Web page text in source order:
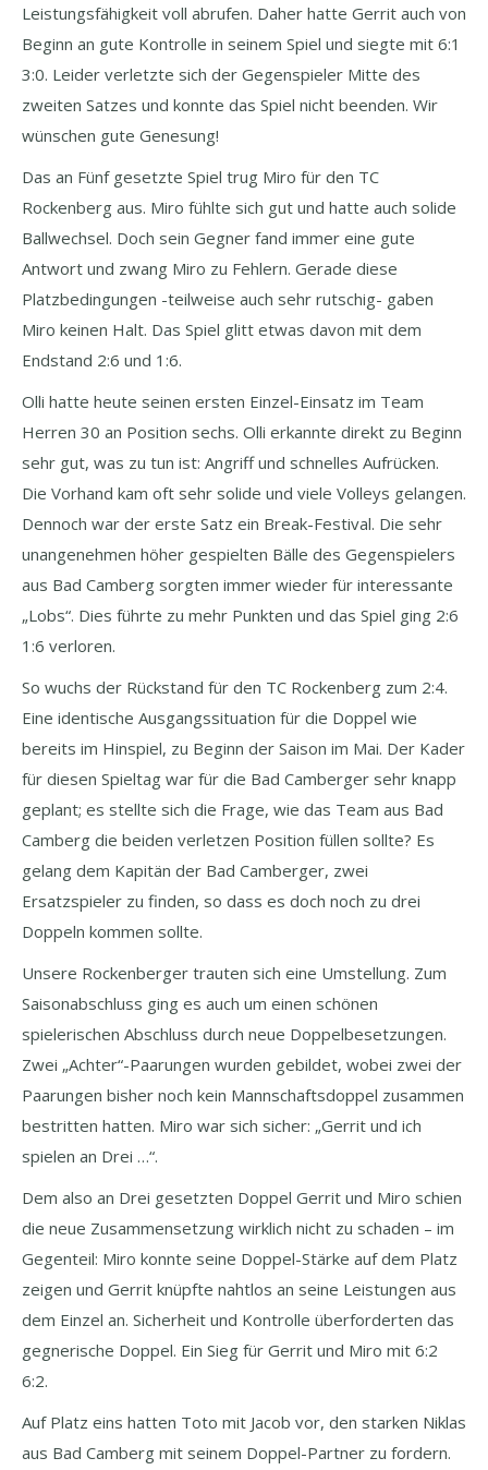
Leistungsfähigkeit voll abrufen. Daher hatte Gerrit auch von
Beginn an gute Kontrolle in seinem Spiel und siegte mit 6:1
3:0. Leider verletzte sich der Gegenspieler Mitte des
zweiten Satzes und konnte das Spiel nicht beenden. Wir
wünschen gute Genesung!
Das an Fünf gesetzte Spiel trug Miro für den TC
Rockenberg aus. Miro fühlte sich gut und hatte auch solide
Ballwechsel. Doch sein Gegner fand immer eine gute
Antwort und zwang Miro zu Fehlern. Gerade diese
Platzbedingungen -teilweise auch sehr rutschig- gaben
Miro keinen Halt. Das Spiel glitt etwas davon mit dem
Endstand 2:6 und 1:6.
Olli hatte heute seinen ersten Einzel-Einsatz im Team
Herren 30 an Position sechs. Olli erkannte direkt zu Beginn
sehr gut, was zu tun ist: Angriff und schnelles Aufrücken.
Die Vorhand kam oft sehr solide und viele Volleys gelangen.
Dennoch war der erste Satz ein Break-Festival. Die sehr
unangenehmen höher gespielten Bälle des Gegenspielers
aus Bad Camberg sorgten immer wieder für interessante
„Lobs“. Dies führte zu mehr Punkten und das Spiel ging 2:6
1:6 verloren.
So wuchs der Rückstand für den TC Rockenberg zum 2:4.
Eine identische Ausgangssituation für die Doppel wie
bereits im Hinspiel, zu Beginn der Saison im Mai. Der Kader
für diesen Spieltag war für die Bad Camberger sehr knapp
geplant; es stellte sich die Frage, wie das Team aus Bad
Camberg die beiden verletzen Position füllen sollte? Es
gelang dem Kapitän der Bad Camberger, zwei
Ersatzspieler zu finden, so dass es doch noch zu drei
Doppeln kommen sollte.
Unsere Rockenberger trauten sich eine Umstellung. Zum
Saisonabschluss ging es auch um einen schönen
spielerischen Abschluss durch neue Doppelbesetzungen.
Zwei „Achter“-Paarungen wurden gebildet, wobei zwei der
Paarungen bisher noch kein Mannschaftsdoppel zusammen
bestritten hatten. Miro war sich sicher: „Gerrit und ich
spielen an Drei …“.
Dem also an Drei gesetzten Doppel Gerrit und Miro schien
die neue Zusammensetzung wirklich nicht zu schaden – im
Gegenteil: Miro konnte seine Doppel-Stärke auf dem Platz
zeigen und Gerrit knüpfte nahtlos an seine Leistungen aus
dem Einzel an. Sicherheit und Kontrolle überforderten das
gegnerische Doppel. Ein Sieg für Gerrit und Miro mit 6:2
6:2.
Auf Platz eins hatten Toto mit Jacob vor, den starken Niklas
aus Bad Camberg mit seinem Doppel-Partner zu fordern.